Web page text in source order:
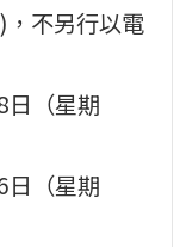
不另行以電
日（星期
日（星期